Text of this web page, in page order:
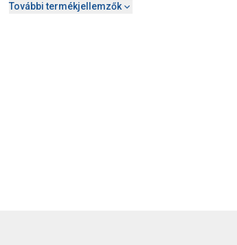
További termékjellemzők